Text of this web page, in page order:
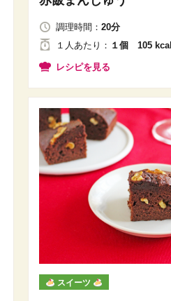
調理時間： 20分
１人あたり ： １個 105 kcal
レシピを見る
スイーツ